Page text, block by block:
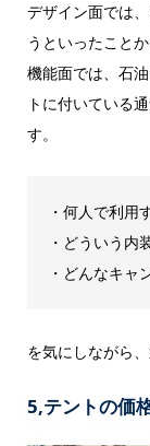
デザイン面では
うといったことか
機能面では、石
トに付いている
す。
・何人で利用
・どういう内
・どんなキャ
を気にしながら
5,テントの価